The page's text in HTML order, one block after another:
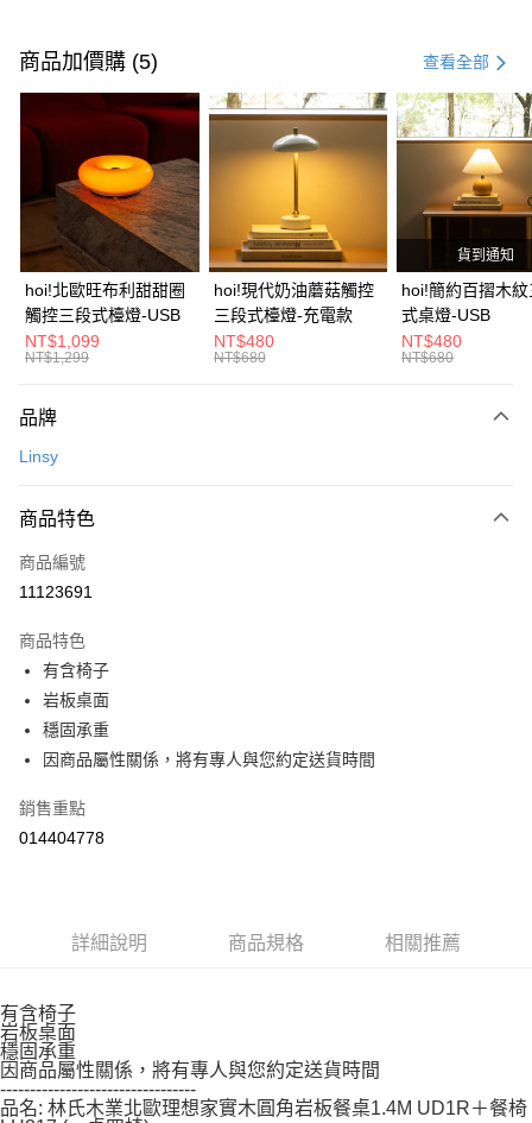
信用卡一次付款
信用卡分期付款
3 期 0 利率 每期 21家銀行
合作金庫商業銀行
第一商業銀行
華南商業銀行
彰化商業銀行
上海商業儲蓄銀行
台北富邦商業銀行
國泰世華商業銀行
兆豐國際商業銀行
臺灣中小企業銀行
台中商業銀行
匯豐（台灣）商業銀行
華泰商業銀行
聯邦商業銀行
遠東國際商業銀行
元大商業銀行
台灣樂天信用卡公司
6 期 0 利率 每期NT$3,550 21家銀行
合作金庫商業銀行
第一商業銀行
華南商業銀行
彰化商業銀行
上海商業儲蓄銀行
台北富邦商業銀行
國泰世華商業銀行
兆豐國際商業銀行
臺灣中小企業銀行
台中商業銀行
匯豐（台灣）商業銀行
聯邦商業銀行
玉山商業銀行
台灣樂天信用卡公司
LINE Pay
Apple Pay
街口支付
AFTEE先享後付
【關於「AFTEE先享後付」】
AFTEE先享後付是「在收到商品之後才付款」的支付方式。 讓您購物簡單
便利好安心！
３．安心：先確認商品／服務後，再付款。
【「AFTEE先享後付」結帳流程】
結帳頁面，進行簡訊認證並確認金額後，即可完成結帳。
３．收到繳費通知簡訊後14天內，點擊此簡訊中的連結，可透過四大超商／
ATM／網路銀行／等多元方式進行付款，方視為交易完成。
購買商品的店家。未經商家同意取消之訂單仍視為有效，需透過AFTEE先享
後付繳納相關費用。
※ 交易是否成功請以「AFTEE先享後付 」之結帳頁面顯示為準，若有關於
是否繳費成功／繳費後需取消欲退款等相關疑問，請聯繫「AFTEE先享後付
【注意事項】
https://aftee.tw/terms/#terms3
任。
４．使用「AFTEE先享後付」時，將依據個別帳號之用戶狀況，依本公司即
時審查核予不同之上限額度；若仍有額度不足之情形，本公司將視審查結果
請求用戶進行身份認證。
５．嚴禁一人註冊多個帳號或使用他人資訊註冊。若發現惡意使用之情形，
恩沛科技股份有限公司將有權停止該用戶之使用額度並採取法律行動。
每筆NT$99，滿NT$799(含以上)免運費
商品加價購 (5) 查看全部
hoi!北歐旺布利甜甜圈
觸控三段式檯燈-USB
NT$1,099
NT$1,299
hoi!現代奶油蘑菇觸控
三段式檯燈-充電款
NT$480
NT$680
貨到通知
hoi!簡約百摺木
式桌燈-USB
NT$480
NT$680
品牌
Linsy
商品特色
商品編號
11123691
商品特色
有含椅子
岩板桌面
穩固承重
因商品屬性關係，將有專人與您約定送貨時間
銷售重點
014404778
詳細說明 商品規格 相關推薦
有含椅子
岩板桌面
穩固承重
因商品屬性關係，將有專人與您約定送貨時間
---------------------------------
品名: 林氏木業北歐理想家實木圓角岩板餐桌1.4M UD1R＋餐椅